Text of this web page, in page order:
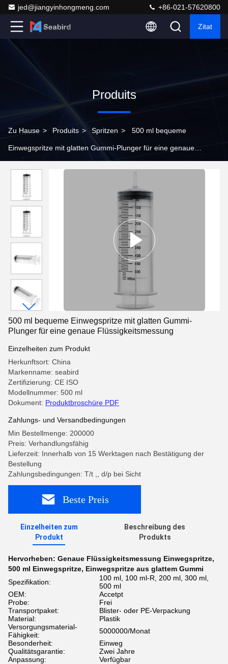
jed@jiangyinhongmeng.com +86-021-57620800
Zitat
Produits
Zu Hause > Produits > Spritzen > 500 ml bequeme
Einwegspritze mit glatten Gummi-Plunger für eine genaue
500 ml bequeme Einwegspritze mit glatten Gummi-
Plunger für eine genaue Flüssigkeitsmessung
Einzelheiten zum Produkt
Herkunftsort: China
Markenname: seabird
Zertifizierung: CE ISO
Modellnummer: 500 ml
Dokument: Produktbroschüre PDF
Zahlungs- und Versandbedingungen
Min Bestellmenge: 200000
Preis: Verhandlungsfähig
Lieferzeit: Innerhalb von 15 Werktagen nach Bestätigung der
Bestellung
Zahlungsbedingungen: T/t ,, d/p bei Sicht
Beste Preis
Einzelheiten zum
Produkt
Beschreibung des
Produkts
Hervorheben: Genaue Flüssigkeitsmessung Einwegspritze,
500 ml Einwegspritze, Einwegspritze aus glattem Gummi
Spezifikation:
100 ml, 100 ml-R, 200 ml, 300 ml,
500 ml
OEM:
Accetpt
Probe:
Frei
Transportpaket:
Blister- oder PE-Verpackung
Material:
Plastik
Versorgungsmaterial-
Fähigkeit:
5000000/Monat
Besonderheit:
Einweg
Qualitätsgarantie:
Zwei Jahre
Anpassung:
Verfügbar